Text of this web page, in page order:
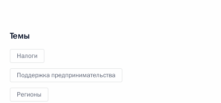
Темы
Налоги
Поддержка предпринимательства
Регионы